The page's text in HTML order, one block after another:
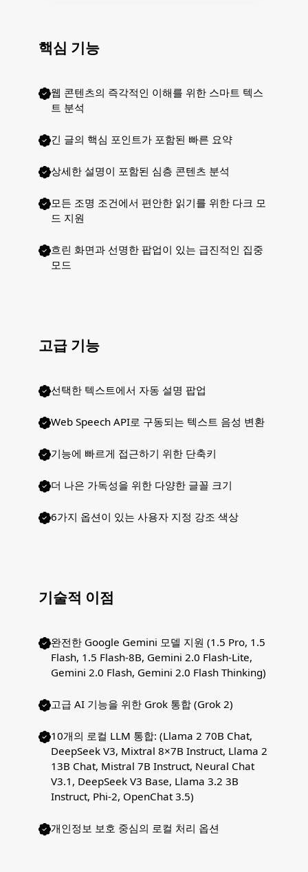
핵심 기능
웹 콘텐츠의 즉각적인 이해를 위한 스마트 텍스
트 분석
긴 글의 핵심 포인트가 포함된 빠른 요약
상세한 설명이 포함된 심층 콘텐츠 분석
모든 조명 조건에서 편안한 읽기를 위한 다크 모
드 지원
흐린 화면과 선명한 팝업이 있는 급진적인 집중
모드
고급 기능
선택한 텍스트에서 자동 설명 팝업
Web Speech API로 구동되는 텍스트 음성 변환
기능에 빠르게 접근하기 위한 단축키
더 나은 가독성을 위한 다양한 글꼴 크기
6가지 옵션이 있는 사용자 지정 강조 색상
기술적 이점
완전한 Google Gemini 모델 지원 (1.5 Pro, 1.5
Flash, 1.5 Flash-8B, Gemini 2.0 Flash-Lite,
Gemini 2.0 Flash, Gemini 2.0 Flash Thinking)
고급 AI 기능을 위한 Grok 통합 (Grok 2)
10개의 로컬 LLM 통합: (Llama 2 70B Chat,
DeepSeek V3, Mixtral 8×7B Instruct, Llama 2
13B Chat, Mistral 7B Instruct, Neural Chat
V3.1, DeepSeek V3 Base, Llama 3.2 3B
Instruct, Phi-2, OpenChat 3.5)
개인정보 보호 중심의 로컬 처리 옵션